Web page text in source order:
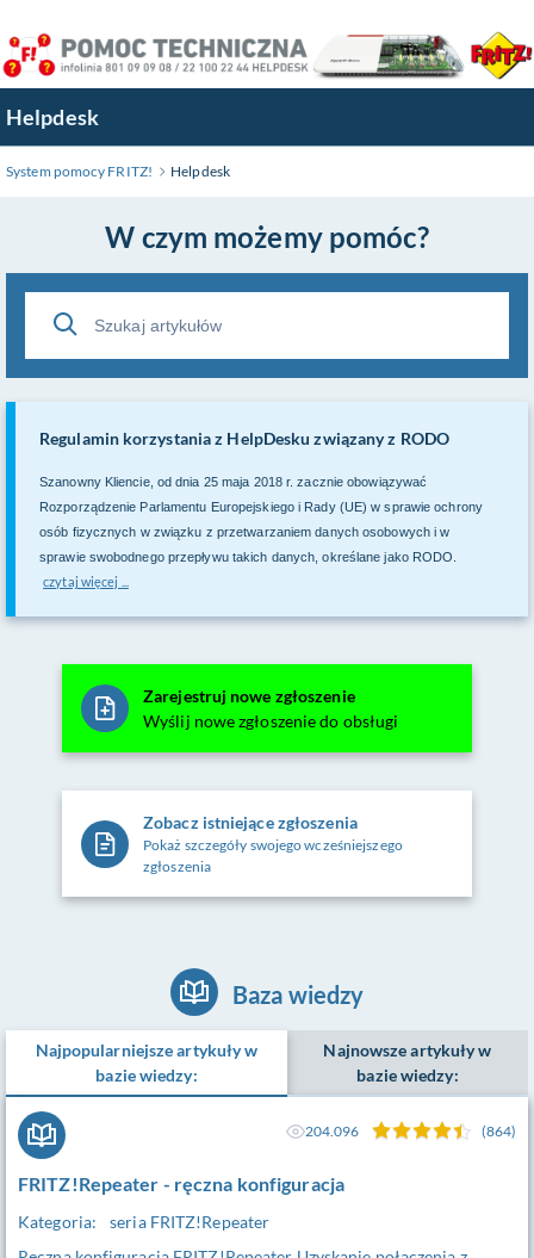
do
treści
Helpdesk
System pomocy FRITZ! Helpdesk
W czym możemy pomóc?
Regulamin korzystania z HelpDesku związany z RODO
Szanowny Kliencie, od dnia 25 maja 2018 r. zacznie obowiązywać
Rozporządzenie Parlamentu Europejskiego i Rady (UE) w sprawie ochrony
osób fizycznych w związku z przetwarzaniem danych osobowych i w
sprawie swobodnego przepływu takich danych, określane jako RODO.
czytaj więcej ...
Zarejestruj nowe zgłoszenie
Wyślij nowe zgłoszenie do obsługi
Zobacz istniejące zgłoszenia
Pokaż szczegóły swojego wcześniejszego
zgłoszenia
Baza wiedzy
Najpopularniejsze artykuły w
bazie wiedzy:
Najnowsze artykuły w
bazie wiedzy:
FRITZ!Repeater - ręczna konfiguracja
Kategoria:
seria FRITZ!Repeater
204.096 (864)